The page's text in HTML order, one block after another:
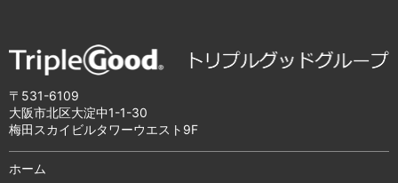
〒531-6109
大阪市北区大淀中1-1-30
梅田スカイビルタワーウエスト9F
ホーム